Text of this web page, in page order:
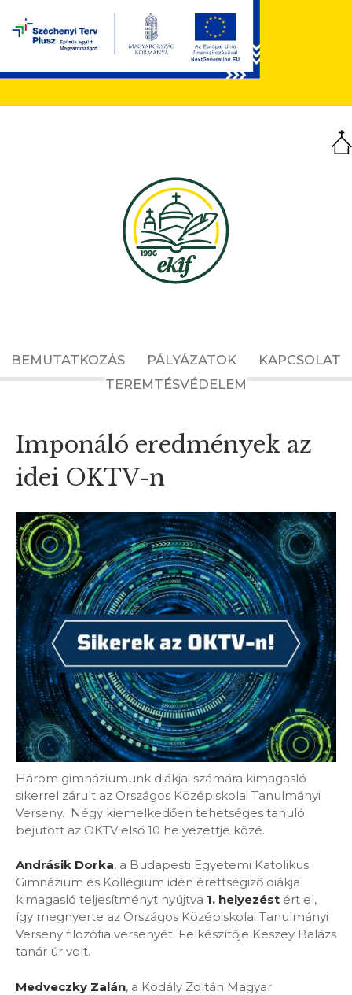
BEMUTATKOZÁS PÁLYÁZATOK
KAPCSOLAT
TEREMTÉSVÉDELEM
Imponáló eredmények az
idei OKTV-n
Három gimnáziumunk diákjai számára kimagasló
sikerrel zárult az Országos Középiskolai Tanulmányi
Verseny. Négy kiemelkedően tehetséges tanuló
bejutott az OKTV első 10 helyezettje közé.
Andrásik Dorka, a Budapesti Egyetemi Katolikus
Gimnázium és Kollégium idén érettségiző diákja
kimagasló teljesítményt nyújtva 1. helyezést ért el,
így megnyerte az Országos Középiskolai Tanulmányi
Verseny filozófia versenyét. Felkészítője Keszey Balázs
tanár úr volt.
Medveczky Zalán, a Kodály Zoltán Magyar